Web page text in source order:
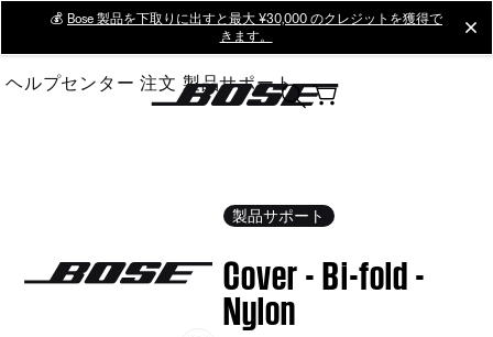
Main
💰 Bose 製品を下取りに出すと最大 ¥30,000 のクレジットを獲得で
きます。
ヘルプセンター 注文 製品サポート
製品サポート
Cover - Bi-fold -
Nylon